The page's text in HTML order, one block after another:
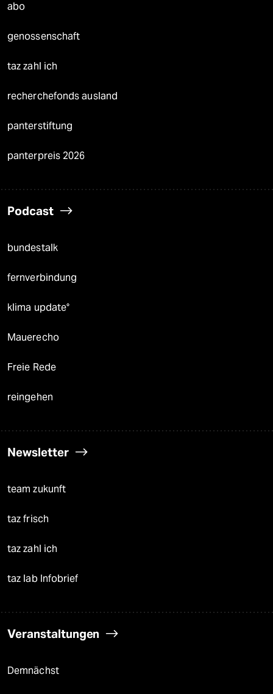
abo
genossenschaft
taz zahl ich
recherchefonds ausland
panterstiftung
panterpreis 2026
Podcast
bundestalk
fernverbindung
klima update°
Mauerecho
Freie Rede
reingehen
Newsletter
team zukunft
taz frisch
taz zahl ich
taz lab Infobrief
Veranstaltungen
Demnächst